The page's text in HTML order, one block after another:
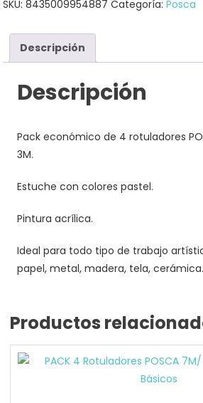
cantidad
SKU:8435009954887 Categoría:Posca
Descripción
Descripción
Pack económico de 4 rotuladores
3M.
Estuche con colores pastel.
Pintura acrílica.
Ideal para todo tipo de trabajo
papel, metal, madera, tela, cerámica.
Productos